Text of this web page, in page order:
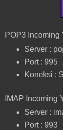
POP3 Incoming
Server :
Port : 995
Koneksi :
IMAP Incoming
Server :
Port : 993